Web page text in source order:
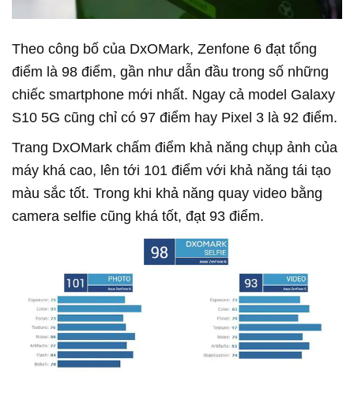
Theo công bố của DxOMark, Zenfone 6 đạt tổng
điểm là 98 điểm, gần như dẫn đầu trong số những
chiếc smartphone mới nhất. Ngay cả model Galaxy
S10 5G cũng chỉ có 97 điểm hay Pixel 3 là 92 điểm.
Trang DxOMark chấm điểm khả năng chụp ảnh của
máy khá cao, lên tới 101 điểm với khả năng tái tạo
màu sắc tốt. Trong khi khả năng quay video bằng
camera selfie cũng khá tốt, đạt 93 điểm.